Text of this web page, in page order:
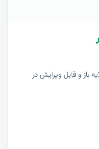
باز و قابل ویرایش در